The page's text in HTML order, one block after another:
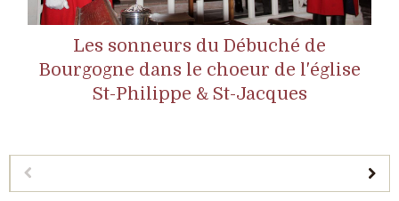
Les sonneurs du Débuché de
Bourgogne dans le choeur de l'église
St-Philippe & St-Jacques